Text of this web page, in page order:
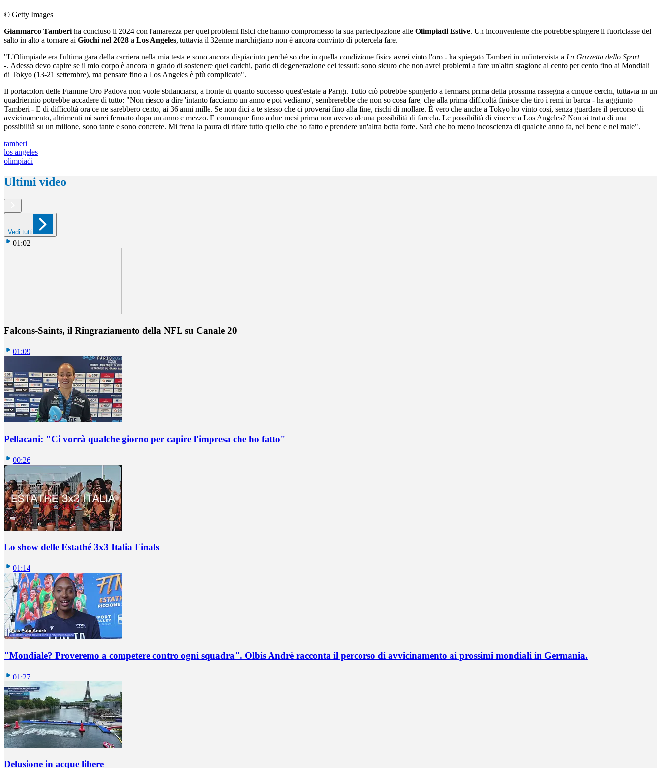
© Getty Images
Gianmarco Tamberi ha concluso il 2024 con l'amarezza per quei problemi fisici che hanno compromesso la sua partecipazione alle Olimpiadi Estive. Un inconveniente che potrebbe spingere il fuoriclasse del
salto in alto a tornare ai Giochi nel 2028 a Los Angeles, tuttavia il 32enne marchigiano non è ancora convinto di potercela fare.
"L'Olimpiade era l'ultima gara della carriera nella mia testa e sono ancora dispiaciuto perché so che in quella condizione fisica avrei vinto l'oro - ha spiegato Tamberi in un'intervista a La Gazzetta dello Sport
-. Adesso devo capire se il mio corpo è ancora in grado di sostenere quei carichi, parlo di degenerazione dei tessuti: sono sicuro che non avrei problemi a fare un'altra stagione al cento per cento fino ai Mondiali
di Tokyo (13-21 settembre), ma pensare fino a Los Angeles è più complicato".
Il portacolori delle Fiamme Oro Padova non vuole sbilanciarsi, a fronte di quanto successo quest'estate a Parigi. Tutto ciò potrebbe spingerlo a fermarsi prima della prossima rassegna a cinque cerchi, tuttavia in un
quadriennio potrebbe accadere di tutto: "Non riesco a dire 'intanto facciamo un anno e poi vediamo', sembrerebbe che non so cosa fare, che alla prima difficoltà finisce che tiro i remi in barca - ha aggiunto
Tamberi - E di difficoltà ora ce ne sarebbero cento, ai 36 anni mille. Se non dici a te stesso che ci proverai fino alla fine, rischi di mollare. È vero che anche a Tokyo ho vinto così, senza guardare il percorso di
avvicinamento, altrimenti mi sarei fermato dopo un anno e mezzo. E comunque fino a due mesi prima non avevo alcuna possibilità di farcela. Le possibilità di vincere a Los Angeles? Non si tratta di una
possibilità su un milione, sono tante e sono concrete. Mi frena la paura di rifare tutto quello che ho fatto e prendere un'altra botta forte. Sarà che ho meno incoscienza di qualche anno fa, nel bene e nel male".
tamberi
los angeles
olimpiadi
Ultimi video
Vedi tutti
01:02
Falcons-Saints, il Ringraziamento della NFL su Canale 20
01:09
Pellacani: "Ci vorrà qualche giorno per capire l'impresa che ho fatto"
00:26
Lo show delle Estathé 3x3 Italia Finals
01:14
"Mondiale? Proveremo a competere contro ogni squadra". Olbis Andrè racconta il percorso di avvicinamento ai prossimi mondiali in Germania.
01:27
Delusione in acque libere